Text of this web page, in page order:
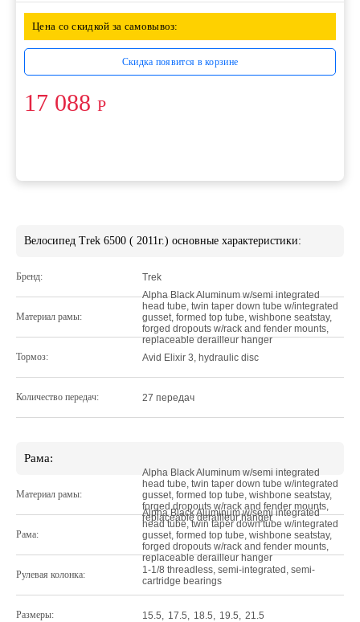
Цена со скидкой за самовывоз:
Скидка появится в корзине
17 088 Р
Велосипед Trek 6500 ( 2011г.) основные характеристики:
Бренд: Trek
Материал рамы:
Alpha Black Aluminum w/semi integrated
head tube, twin taper down tube w/integrated
gusset, formed top tube, wishbone seatstay,
forged dropouts w/rack and fender mounts,
replaceable derailleur hanger
Тормоз:
Avid Elixir 3, hydraulic disc
Количество передач: 27 передач
Рама:
Материал рамы:
Alpha Black Aluminum w/semi integrated
head tube, twin taper down tube w/integrated
gusset, formed top tube, wishbone seatstay,
forged dropouts w/rack and fender mounts,
replaceable derailleur hanger
Рама:
Alpha Black Aluminum w/semi integrated
head tube, twin taper down tube w/integrated
gusset, formed top tube, wishbone seatstay,
forged dropouts w/rack and fender mounts,
replaceable derailleur hanger
Рулевая колонка:
1-1/8 threadless, semi-integrated, semi-
cartridge bearings
Размеры: 15.5 17.5 18.5 19.5 21.5